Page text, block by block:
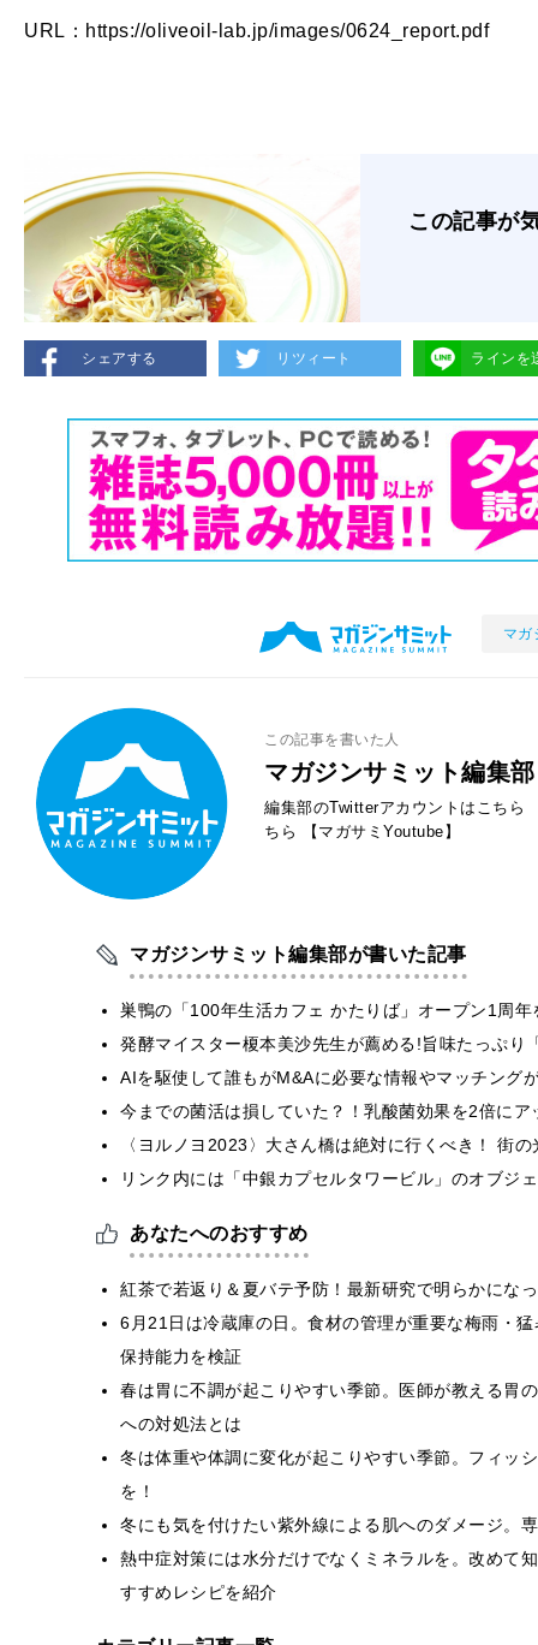
URL：https://oliveoil-lab.jp/images/0624_report.pdf
この記事が
シェアする リツィート ラインを
マガ
この記事を書いた人
マガジンサミット編集部
編集部のTwitterアカウントはこちら
ちら
【マガサミYoutube】
マガジンサミット編集部が書いた記事
巣鴨の「100年生活カフェ かたりば」オープン1周
発酵マイスター榎本美沙先生が薦める!旨味たっぷり
AIを駆使して誰もがM&Aに必要な情報やマッチング
今までの菌活は損していた？！乳酸菌効果を2倍に
〈ヨルノヨ2023〉⼤さん橋は絶対に行くべき！ 街
リンク内には「中銀カプセルタワービル」のオブジ
あなたへのおすすめ
紅茶で若返り＆夏バテ予防！最新研究で明らかにな
6⽉21⽇は冷蔵庫の⽇。食材の管理が重要な梅⾬・
保持能⼒を検証
春は胃に不調が起こりやすい季節。医師が教える胃
への対処法とは
冬は体重や体調に変化が起こりやすい季節。フィッ
を！
冬にも気を付けたい紫外線による肌へのダメージ。
熱中症対策には水分だけでなくミネラルを。改めて
すすめレシピを紹介